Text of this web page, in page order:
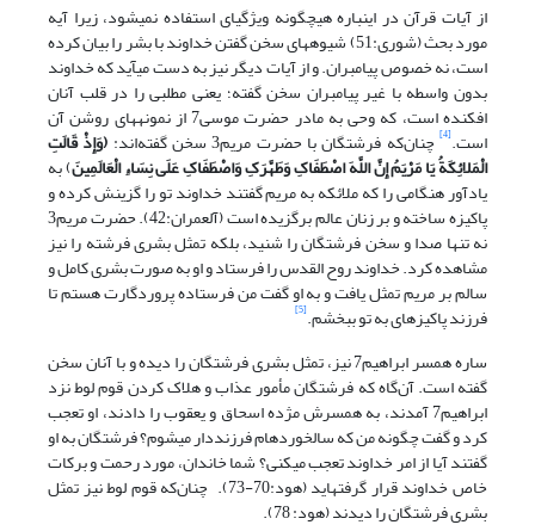
از آیات قرآن در این‏باره هیچ‏گونه ویژگی­ای استفاده نمی­شود، زیرا آیه
مورد بحث (شوری:51) شیوه­های سخن گفتن خداوند با بشر را بیان کرده
است، نه خصوص پیامبران. و از آیات دیگر نیز به دست می­آید که خداوند
بدون واسطه با غیر پیامبران سخن گفته؛ یعنی مطلبی را در قلب آنان
افکنده است، که وحی به مادر حضرت موسی7 از نمونه­های روشن آن
[4] چنان‌که فرشتگان با حضرت مریم3 ‌سخن گفته‌اند: (وَإِذْ قَالَتِ
الْمَلائِکَةُ یَا مَرْیَمُ إِنَّ اللَّهَ اصْطَفَاکِ وَطَهَّرَکِ وَاصْطَفَاکِ عَلَى نِسَاءِ الْعَالَمِینَ) به
یادآور هنگامی را که ملائکه به مریم گفتند خداوند تو را گزینش کرده و
پاکیزه ساخته و بر زنان عالم برگزیده است (آل‏عمران:42). حضرت مریم3
نه تنها صدا و سخن فرشتگان را شنید، بلکه تمثل بشری فرشته را نیز
مشاهده کرد. خداوند روح القدس را فرستاد و او به صورت بشری کامل و
سالم بر مریم تمثل یافت و به او گفت من فرستاده پروردگارت هستم تا
فرزند پاکیزه­ای به تو ببخشم.[5]
ساره همسر ابراهیم7 ‌نیز، تمثل بشری فرشتگان را دیده و با آنان سخن
گفته است. آن‌گاه که فرشتگان مأمور عذاب و هلاک کردن قوم لوط نزد
ابراهیم7 آمدند، به همسرش مژده اسحاق و یعقوب را دادند، او تعجب
کرد و گفت چگونه من که سالخورده­ام فرزنددار می­شوم؟ فرشتگان به او
گفتند آیا از امر خداوند تعجب می­کنی؟ شما خاندان، مورد رحمت و برکات
خاص خداوند قرار گرفته­اید (هود:70-73). ‌ چنان‌که قوم لوط نیز تمثل
بشری فرشتگان را دیدند (هود: 78).